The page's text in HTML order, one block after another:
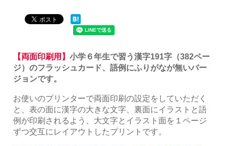
【両面印刷用】小学６年生で習う漢字191字（382ペー
ジ）のフラッシュカード、語例にふりがなが無いバー
ジョンです。
お使いのプリンターで両面印刷の設定をしていただく
と、表の面に漢字の大きな文字、裏面にイラストと語
例が印刷されるよう、大文字とイラスト面を１ページ
ずつ交互にレイアウトしたプリントです。